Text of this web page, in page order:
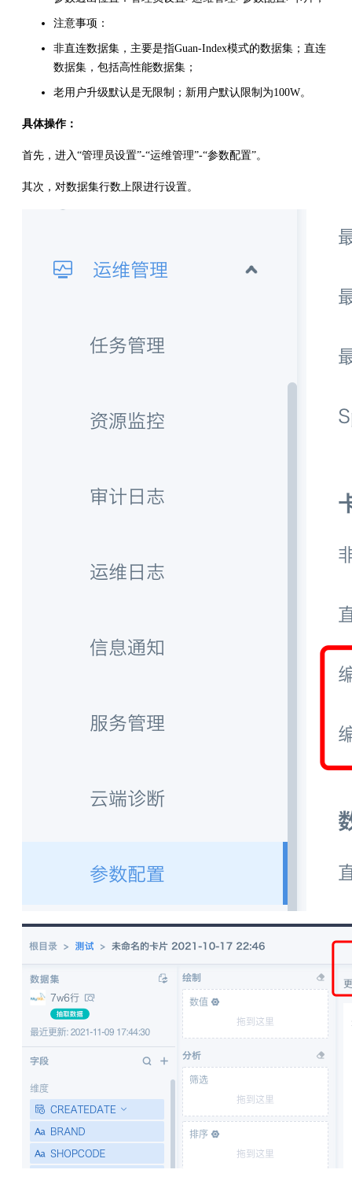
注意事项：
非直连数据集，主要是指Guan-Index模式的数据集；直连
数据集，包括高性能数据集；
老用户升级默认是无限制；新用户默认限制为100W。
具体操作：
首先，进入“管理员设置”-“运维管理”-“参数配置”。
其次，对数据集行数上限进行设置。